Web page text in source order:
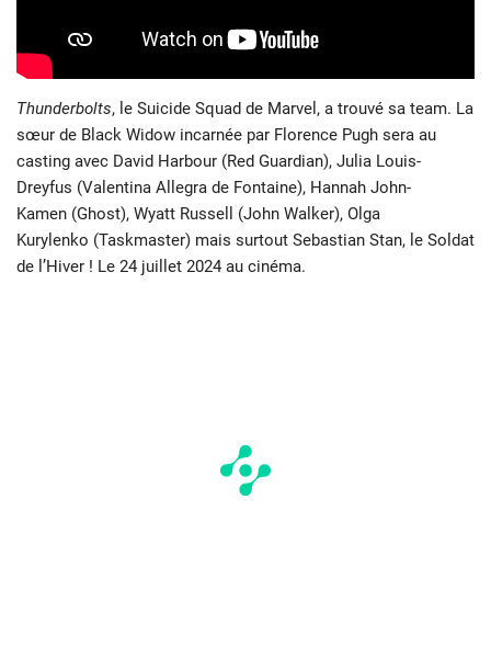
Thunderbolts, le Suicide Squad de Marvel, a trouvé sa team. La
sœur de Black Widow incarnée par Florence Pugh sera au
casting avec David Harbour (Red Guardian), Julia Louis-
Dreyfus (Valentina Allegra de Fontaine), Hannah John-
Kamen (Ghost), Wyatt Russell (John Walker), Olga
Kurylenko (Taskmaster) mais surtout Sebastian Stan, le Soldat
de l’Hiver ! Le 24 juillet 2024 au cinéma.